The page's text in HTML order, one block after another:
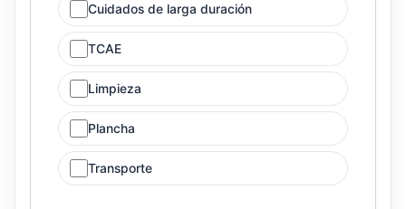
Cuidados de larga duración
TCAE
Limpieza
Plancha
Transporte